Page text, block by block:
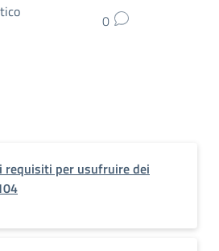
0
requisiti per usufruire dei